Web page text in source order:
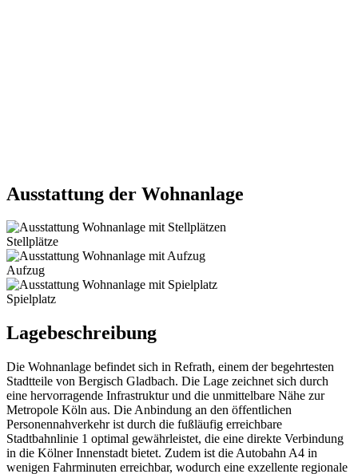
Ausstattung der Wohnanlage
Stellplätze
Aufzug
Spielplatz
Lagebeschreibung
Die Wohnanlage befindet sich in Refrath, einem der begehrtesten
Stadtteile von Bergisch Gladbach. Die Lage zeichnet sich durch
eine hervorragende Infrastruktur und die unmittelbare Nähe zur
Metropole Köln aus. Die Anbindung an den öffentlichen
Personennahverkehr ist durch die fußläufig erreichbare
Stadtbahnlinie 1 optimal gewährleistet, die eine direkte Verbindung
in die Kölner Innenstadt bietet. Zudem ist die Autobahn A4 in
wenigen Fahrminuten erreichbar, wodurch eine exzellente regionale